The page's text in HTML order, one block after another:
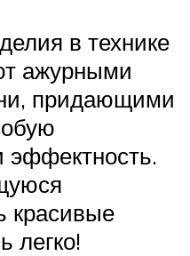
в технике
ажурными
придающими
эффектность.
красивые
легко!